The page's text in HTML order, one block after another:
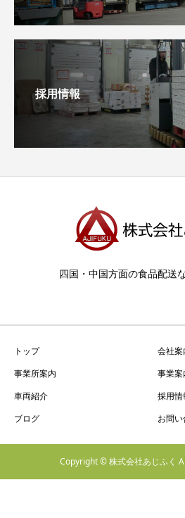
採用情報
四国・中国方面の食品配送
トップ
会社案
事業所案内
事業案
車両紹介
採用情
ブログ
お問
Copyright © 株式会社あじふく